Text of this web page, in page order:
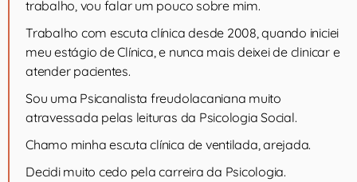
trabalho, vou falar um pouco sobre mim.
Trabalho com escuta clínica desde 2008, quando iniciei
meu estágio de Clínica, e nunca mais deixei de clinicar e
atender pacientes.
Sou uma Psicanalista freudolacaniana muito
atravessada pelas leituras da Psicologia Social.
Chamo minha escuta clínica de ventilada, arejada.
Decidi muito cedo pela carreira da Psicologia.